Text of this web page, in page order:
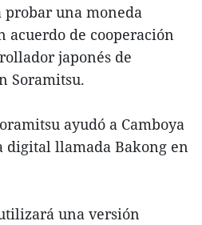
probar una moneda
acuerdo de cooperación
japonés de
Soramitsu.
ayudó a Camboya
digital llamada Bakong en
una versión